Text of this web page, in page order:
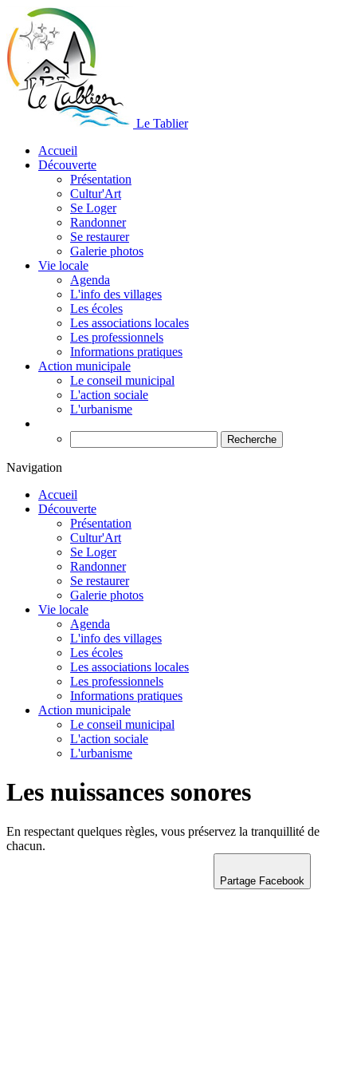
Le Tablier
Accueil
Découverte
Présentation
Cultur'Art
Se Loger
Randonner
Se restaurer
Galerie photos
Vie locale
Agenda
L'info des villages
Les écoles
Les associations locales
Les professionnels
Informations pratiques
Action municipale
Le conseil municipal
L'action sociale
L'urbanisme
Recherche
Navigation
Accueil
Découverte
Présentation
Cultur'Art
Se Loger
Randonner
Se restaurer
Galerie photos
Vie locale
Agenda
L'info des villages
Les écoles
Les associations locales
Les professionnels
Informations pratiques
Action municipale
Le conseil municipal
L'action sociale
L'urbanisme
Les nuissances sonores
En respectant quelques règles, vous préservez la tranquillité de
chacun.
Partage Facebook